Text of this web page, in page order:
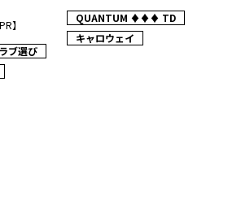
】
ブ選び
QUANTUM ♦♦♦ TD
キャロウェイ